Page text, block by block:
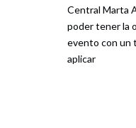
Central Marta
poder tener la
evento con un
aplicar